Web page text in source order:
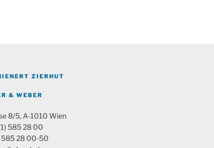
ZIERHUT
& WEBER
8/5, A-1010 Wien
585 28 00
585 28 00-50